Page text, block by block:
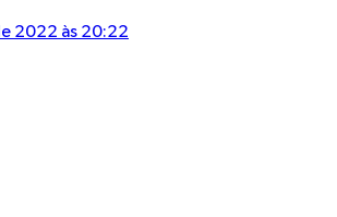
2022 às 20:22